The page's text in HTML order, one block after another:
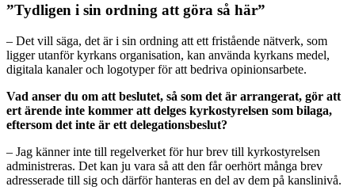
”Tydligen i sin ordning att göra så här”
– Det vill säga, det är i sin ordning att ett fristående nätverk, som
ligger utanför kyrkans organisation, kan använda kyrkans medel,
digitala kanaler och logotyper för att bedriva opinionsarbete.
Vad anser du om att beslutet, så som det är arrangerat, gör att
ert ärende inte kommer att delges kyrkostyrelsen som bilaga,
eftersom det inte är ett delegationsbeslut?
– Jag känner inte till regelverket för hur brev till kyrkostyrelsen
administreras. Det kan ju vara så att den får oerhört många brev
adresserade till sig och därför hanteras en del av dem på kanslinivå.